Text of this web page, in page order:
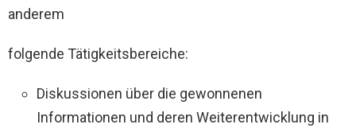
anderem
folgende Tätigkeitsbereiche:
Diskussionen über die gewonnenen
Informationen und deren Weiterentwicklung in